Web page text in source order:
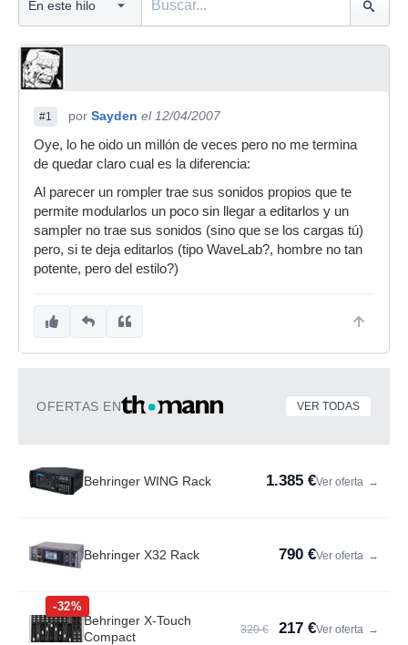
#1 por Sayden el 12/04/2007
Oye, lo he oido un millón de veces pero no me termina
de quedar claro cual es la diferencia:
Al parecer un rompler trae sus sonidos propios que te
permite modularlos un poco sin llegar a editarlos y un
sampler no trae sus sonidos (sino que se los cargas tú)
pero, si te deja editarlos (tipo WaveLab?, hombre no tan
potente, pero del estilo?)
OFERTAS EN VER TODAS
Behringer WING Rack 1.385 €Ver oferta →
Behringer X32 Rack 790 €Ver oferta →
-32%
Behringer X-Touch
Compact
320 € 217 €Ver oferta →